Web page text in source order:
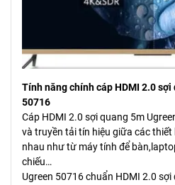
Tính năng chính cáp HDMI 2.0
50716
Cáp HDMI 2.0 sợi quang 5m
và truyền tải tín hiệu giữa các
nhau như từ máy tính để
chiếu…
Ugreen 50716 chuẩn HDMI 2.0